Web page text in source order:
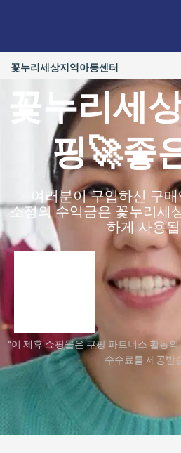
로
꽃누리세상지역아동센터
꽃누리세
핑🚀좋
여러분이 구입하신 구
소정의 수익금은 꽃누리세
하게 사용
“이 제휴 쇼핑몰은 쿠팡 파트너스 활동
수수료를 제공받